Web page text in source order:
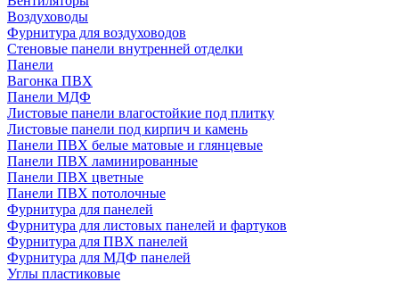
Воздуховоды
Фурнитура для воздуховодов
Стеновые панели внутренней отделки
Панели
Вагонка ПВХ
Панели МДФ
Листовые панели влагостойкие под плитку
Листовые панели под кирпич и камень
Панели ПВХ белые матовые и глянцевые
Панели ПВХ ламинированные
Панели ПВХ цветные
Панели ПВХ потолочные
Фурнитура для панелей
Фурнитура для листовых панелей и фартуков
Фурнитура для ПВХ панелей
Фурнитура для МДФ панелей
Углы пластиковые